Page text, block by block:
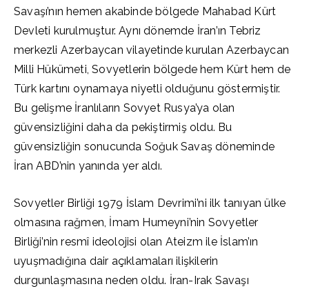
Savaşı’nın hemen akabinde bölgede Mahabad Kürt
Devleti kurulmuştur. Aynı dönemde İran’ın Tebriz
merkezli Azerbaycan vilayetinde kurulan Azerbaycan
Milli Hükümeti, Sovyetlerin bölgede hem Kürt hem de
Türk kartını oynamaya niyetli olduğunu göstermiştir.
Bu gelişme İranlıların Sovyet Rusya’ya olan
güvensizliğini daha da pekiştirmiş oldu. Bu
güvensizliğin sonucunda Soğuk Savaş döneminde
İran ABD’nin yanında yer aldı.
Sovyetler Birliği 1979 İslam Devrimi’ni ilk tanıyan ülke
olmasına rağmen, İmam Humeyni’nin Sovyetler
Birliği’nin resmî ideolojisi olan Ateizm ile İslam’ın
uyuşmadığına dair açıklamaları ilişkilerin
durgunlaşmasına neden oldu. İran-Irak Savaşı